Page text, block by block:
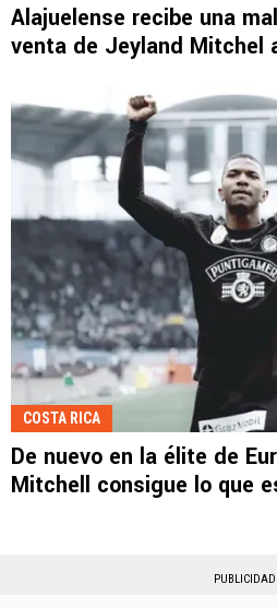
Alajuelense recibe una
venta de Jeyland Mitchel
COSTA RICA
De nuevo en la élite de
Mitchell consigue lo que
PUBLICIDAD